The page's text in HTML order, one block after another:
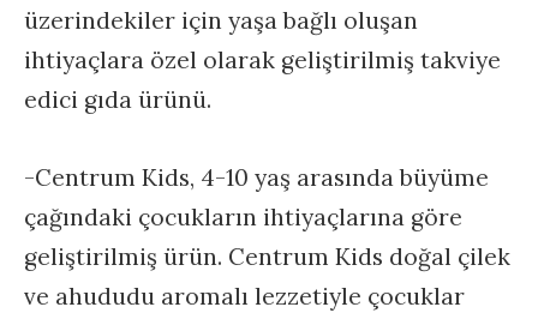
üzerindekiler için yaşa bağlı oluşan
ihtiyaçlara özel olarak geliştirilmiş takviye
edici gıda ürünü.
-Centrum Kids, 4-10 yaş arasında büyüme
çağındaki çocukların ihtiyaçlarına göre
geliştirilmiş ürün. Centrum Kids doğal çilek
ve ahududu aromalı lezzetiyle çocuklar